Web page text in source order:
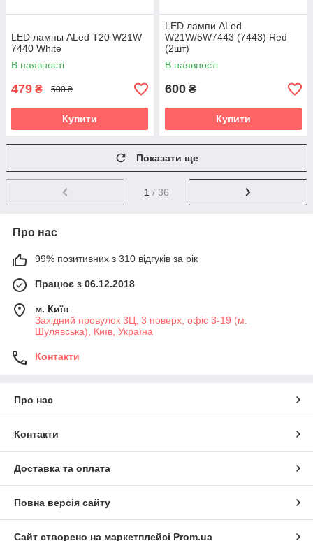
LED лампы ALed T20 W21W
7440 White
В наявності
479 ₴ 500 ₴
Купити
LED лампи ALed
W21W/5W7443 (7443) Red
(2шт)
В наявності
600 ₴
Купити
Показати ще
1 / 36
Про нас
99% позитивних з 310 відгуків за рік
Працює з 06.12.2018
м. Київ
Західний провулок 3Ц, 3 поверх, офіс 3-19 (м.
Шулявська), Київ, Україна
Контакти
Про нас
Контакти
Доставка та оплата
Повна версія сайту
Сайт створено на маркетплейсі Prom.ua